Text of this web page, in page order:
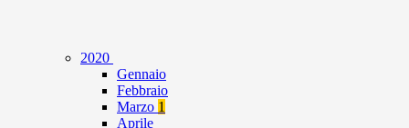
2020
Gennaio
Febbraio
Marzo 1
Aprile